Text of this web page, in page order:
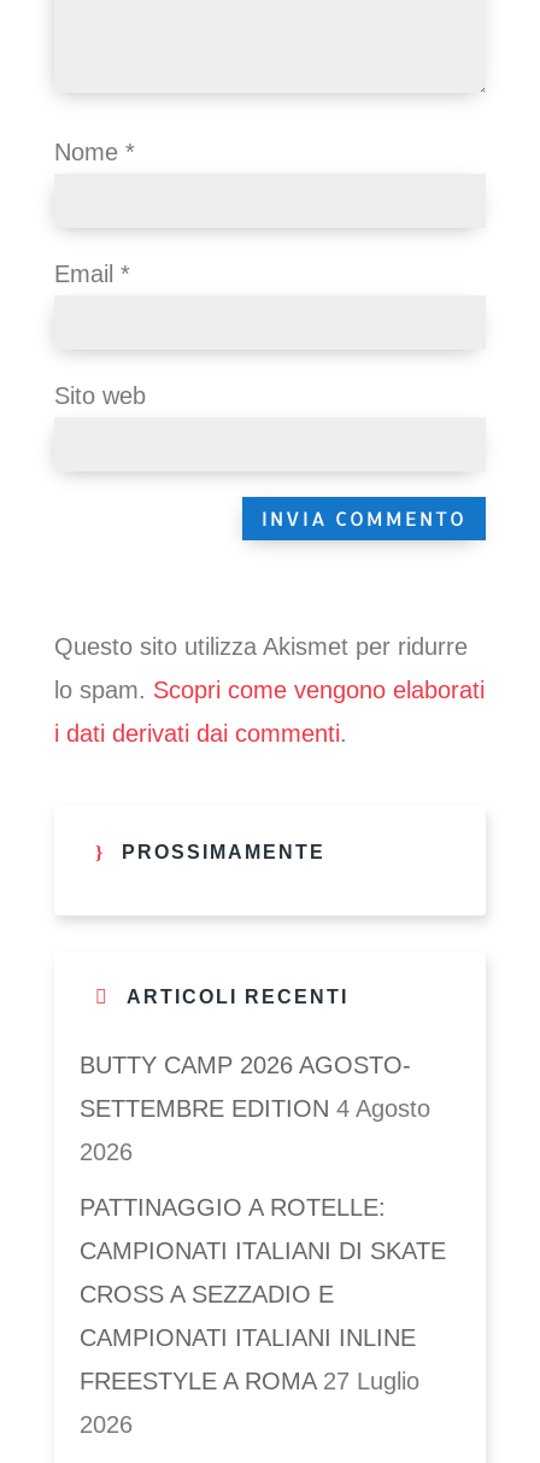
Nome *
Email *
Sito web
Questo sito utilizza Akismet per ridurre
lo spam. Scopri come vengono elaborati
i dati derivati dai commenti.
PROSSIMAMENTE
ARTICOLI RECENTI
BUTTY CAMP 2026 AGOSTO-
SETTEMBRE EDITION 4 Agosto
2026
PATTINAGGIO A ROTELLE:
CAMPIONATI ITALIANI DI SKATE
CROSS A SEZZADIO E
CAMPIONATI ITALIANI INLINE
FREESTYLE A ROMA 27 Luglio
2026